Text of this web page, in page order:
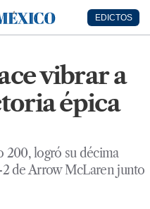
EDICTOS
vibrar a
épica
200, logró su décima
de Arrow McLaren junto